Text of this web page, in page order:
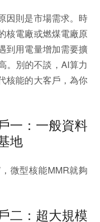
則是市場需求。時
核電廠或燃煤電廠原
到用電量增加需要擴
。別的不談，AI算力
核能的大客戶，為你
一：一般資料
地
微型核能MMR就夠
二：超大規模